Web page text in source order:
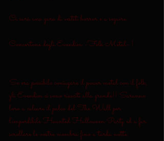
Ci sarà una gara di vestiti horror e a seguire...
Concertone degli Evendim -Folk Metal- !
Se era possibile coniugare il power metal con il folk,
gli Evendim ci sono riusciti alla grande!! Saranno
loro a calcare il palco del The Wall per
l'imperdibile Haunted Halloween Party ed a far
scrollare le vostre membra fino a tarda notte.